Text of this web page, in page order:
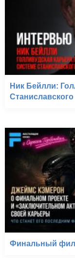
Ник Бейлли:
Станиславского
Финальный